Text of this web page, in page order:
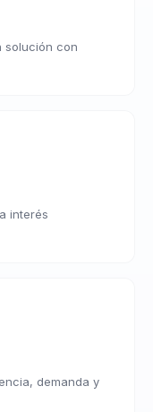
solución con
interés
demanda y